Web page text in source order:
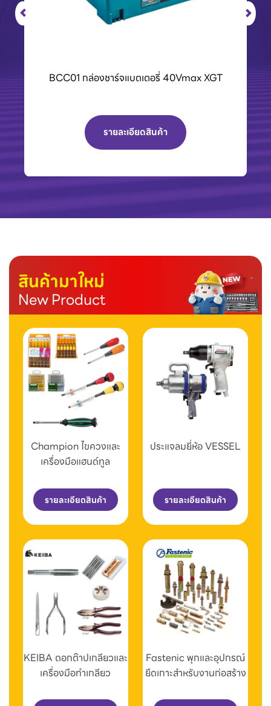
เครื่องPOLO เครื่องฉีดน้ำแรงดันสูงและเครื่องดูด
รายละเอียดสินค้า
สินค้ามาใหม่
New Product
Champion ไขควงและ
เครื่องมือแฮนด์ทูล
รายละเอียดสินค้า
ประแจลมยี่ห้อ VESSEL
รายละเอียดสินค้า
KEIBA ดอกต๊าปเกลียวและ
เครื่องมือทำเกลียว
Fastenic พุกและอุปกรณ์
ยึดเกาะสำหรับงานก่อสร้าง